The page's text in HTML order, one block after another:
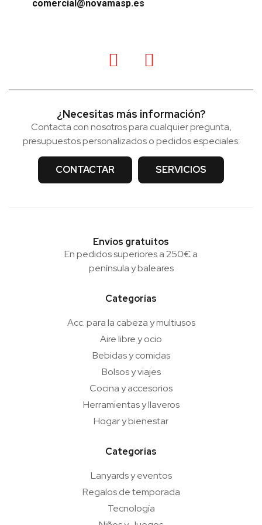
comercial@novamasp.es
¿Necesitas más información?
Contacta con nosotros para cualquier pregunta,
presupuestos personalizados o pedidos especiales:
CONTACTAR SERVICIOS
Envíos gratuitos
En pedidos superiores a 250€ a
península y baleares
Categorías
Acc. para la cabeza y multiusos
Aire libre y ocio
Bebidas y comidas
Bolsos y viajes
Cocina y accesorios
Herramientas y llaveros
Hogar y bienestar
Categorías
Lanyards y eventos
Regalos de temporada
Tecnología